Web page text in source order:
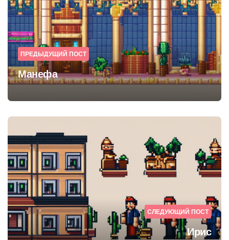
ПРЕДЫДУЩИЙ ПОСТ
Манефа
СЛЕДУЮЩИЙ ПОСТ
Ирис